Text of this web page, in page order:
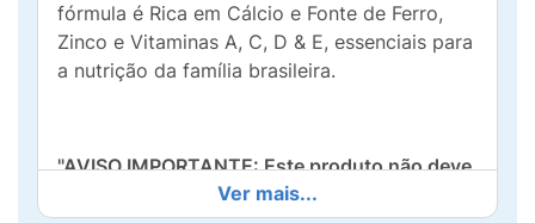
fórmula é Rica em Cálcio e Fonte de Ferro,
Zinco e Vitaminas A, C, D & E, essenciais para
a nutrição da família brasileira.
"AVISO IMPORTANTE: Este produto não deve
ser usado para alimentar crianças menores de
Ver mais...